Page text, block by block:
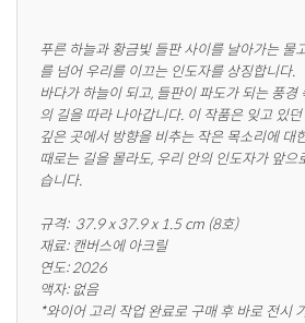
푸른 하늘과 황금빛 들판 사이를 날아가는 물
를 넘어 우리를 이끄는 인도자를 상징합니다.
바다가 하늘이 되고, 들판이 파도가 되는 풍
의 길을 따라 나아갑니다. 이 작품은 잊고 있
깊은 곳에서 방향을 비추는 작은 목소리에 대
때로는 길을 몰라도, 우리 안의 인도자가 앞
습니다.
규격:  37.9 x 37.9 x 1.5 cm (8호)
재료: 캔버스에 아크릴
연도: 2026
액자: 없음
*와이어 고리 작업 완료로 구매 후 바로 전시